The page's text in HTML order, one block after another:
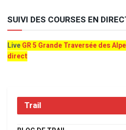
SUIVI DES COURSES EN
LiveGR 5 Grande Traversée des
direct
Trail